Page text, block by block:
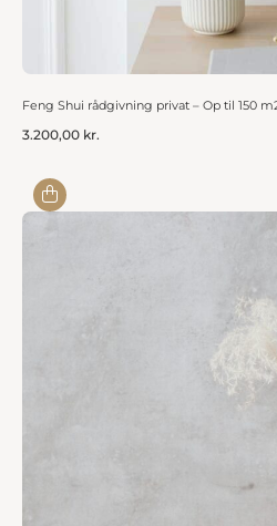
Feng Shui rådgivning privat – Op til 150
3.200,00 kr.